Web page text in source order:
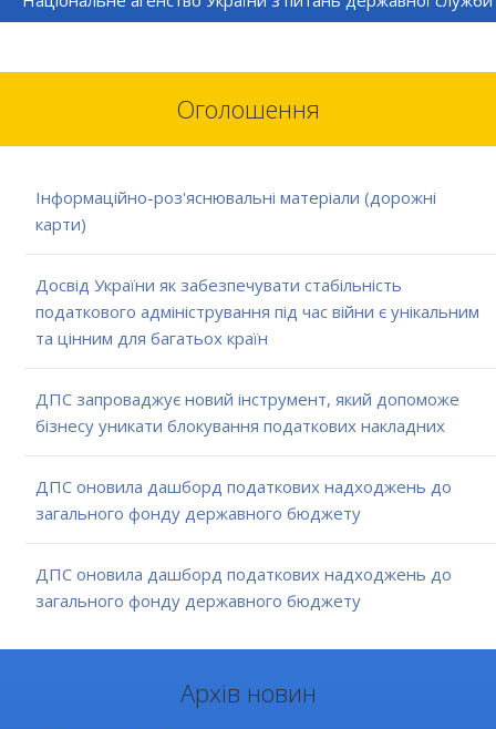
Оголошення
Інформаційно-роз'яснювальні матеріали (дорожні
карти)
Досвід України як забезпечувати стабільність
податкового адміністрування під час війни є унікальним
та цінним для багатьох країн
ДПС запроваджує новий інструмент, який допоможе
бізнесу уникати блокування податкових накладних
ДПС оновила дашборд податкових надходжень до
загального фонду державного бюджету
ДПС оновила дашборд податкових надходжень до
загального фонду державного бюджету
Архів новин